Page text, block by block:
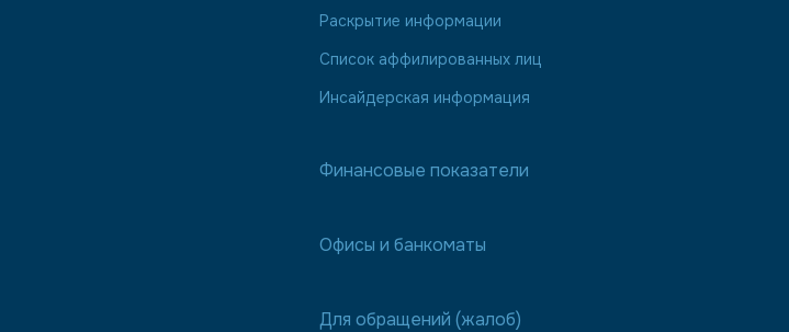
Раскрытие информации
Список аффилированных лиц
Инсайдерская информация
Финансовые показатели
Офисы и банкоматы
Для обращений (жалоб)